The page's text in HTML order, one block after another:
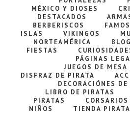
MÉXICO Y DIOSES
DESTACADOS
BERBERISCOS
ISLAS
VIKINGOS
NORTEAMÉRICA
BLOG
FIESTAS
PÁGINAS
JUEGOS DE MESA
DISFRAZ DE PIRATA
DECORACIÓNES
LIBRO DE PIRATAS
PIRATAS
CORSARIOS
NIÑOS
TIENDA